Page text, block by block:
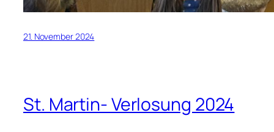
21. November 2024
St. Martin- Verlosung 2024